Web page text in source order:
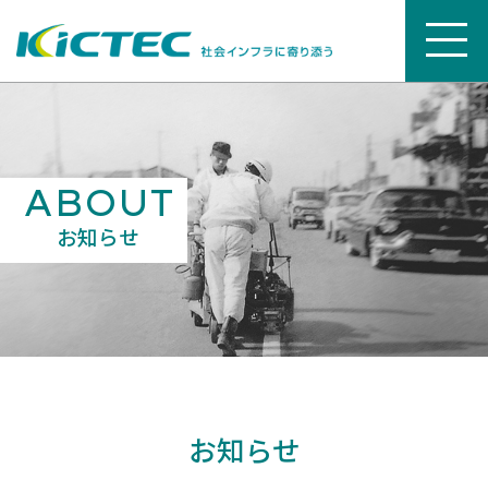
ABOUT
お知らせ
お知らせ